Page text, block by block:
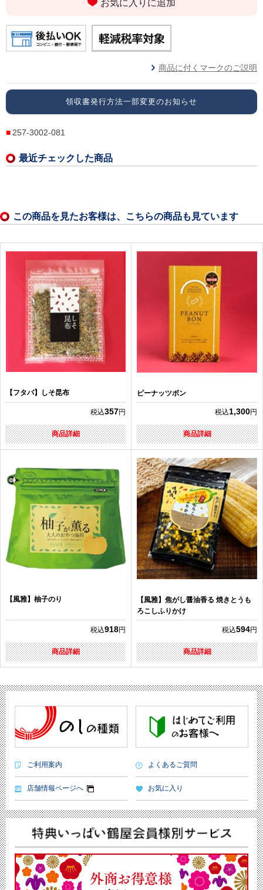
お気に入りに追加
商品に付くマークのご説明
領収書発行方法一部変更のお知らせ
257-3002-081
最近チェックした商品
この商品を見たお客様は、こちらの商品も見ています
【フタバ】しそ昆布
税込357円
商品詳細
ピーナッツボン
税込1,300円
商品詳細
【風雅】柚子のり
税込918円
商品詳細
【風雅】焦がし醤油香る 焼きとうも
ろこしふりかけ
税込594円
商品詳細
ご利用案内 よくあるご質問
店舗情報ページへ お気に入り